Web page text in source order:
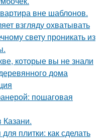
вне шаблонов.
взгляду охватывать
свету проникать из
которые вы не знали
дома
пошаговая
Казани.
плитки: как сделать